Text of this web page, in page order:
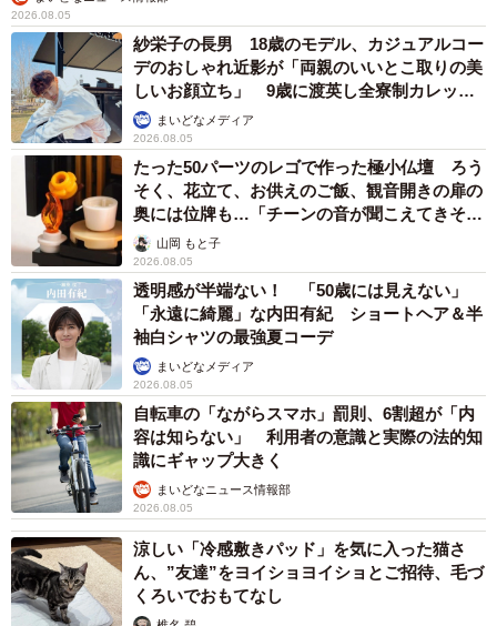
2026.08.05
紗栄子の長男 18歳のモデル、カジュアルコー
デのおしゃれ近影が「両親のいいとこ取りの美
しいお顔立ち」 9歳に渡英し全寮制カレッジ
で学ぶまいどなメディア
2026.08.05
たった50パーツのレゴで作った極小仏壇 ろう
そく、花立て、お供えのご飯、観音開きの扉の
奥には位牌も…「チーンの音が聞こえてきそ
う」山岡 もと子
2026.08.05
透明感が半端ない！ 「50歳には見えない」
「永遠に綺麗」な内田有紀 ショートヘア＆半
袖白シャツの最強夏コーデ
まいどなメディア
2026.08.05
自転車の「ながらスマホ」罰則、6割超が「内
容は知らない」 利用者の意識と実際の法的知
識にギャップ大きく
まいどなニュース情報部
2026.08.05
涼しい「冷感敷きパッド」を気に入った猫さ
ん、”友達”をヨイショヨイショとご招待、毛づ
くろいでおもてなし